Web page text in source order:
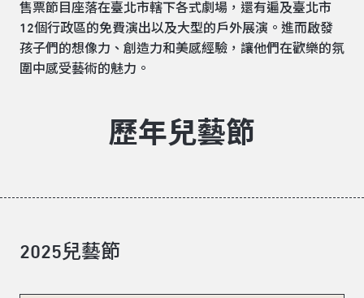
售票節目座落在臺北市轄下各式劇場，還有遍及臺北市
12個行政區的免費演出以及大型的戶外展演。進而啟發
孩子們的想像力、創造力和美感經驗，讓他們在歡樂的氛
圍中感受藝術的魅力。
歷年兒藝節
2025兒藝節